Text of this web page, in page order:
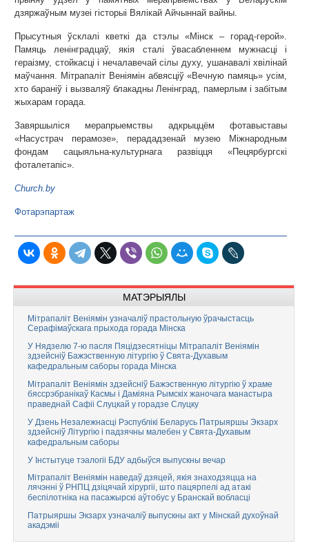
дзяржаўным музеі гісторыі Вялікай Айчыннай вайны.
Прысутныя ўсклалі кветкі да стэлы «Мінск – горад-герой».
Памяць ленінградцаў, якія сталі ўвасабленнем мужнасці і
гераізму, стойкасці і нечалавечай сілы духу, ушанавалі хвілінай
маўчання. Мітрапаліт Веніямін абвясціў «Вечную памяць» усім,
хто бараніў і вызваляў блакадны Ленінград, памерлым і забітым
жыхарам горада.
Завяршыліся мерапрыемствы адкрыццём фотавыставы
«Насустрач перамозе», перададзенай музею Міжнародным
фондам сацыяльна-культурнага развіцця «Пецярбургскі
фоталетапіс».
Church.by
Фотарэпартаж
МАТЭРЫЯЛЫ
Мітрапаліт Веніямін узначаліў прастольную ўрачыстасць
Серафімаўскага прыхода горада Мінска
У Нядзелю 7-ю пасля Пяцідзесятніцы Мітрапаліт Веніямін
здзейсніў Бажэственную літургію ў Свята-Духавым
кафедральным саборы горада Мінска
Мітрапаліт Веніямін здзейсніў Бажэственную літургію ў храме
бяссрэбранікаў Касмы і Даміяна Рымскіх жаночага манастыра
праведнай Сафіі Слуцкай у горадзе Слуцку
У Дзень Незалежнасці Рэспублікі Беларусь Патрыяршы Экзарх
здзейсніў Літургію і падзячны малебен у Свята-Духавым
кафедральным саборы
У Інстытуце тэалогіі БДУ адбыўся выпускны вечар
Мітрапаліт Веніямін наведаў дзяцей, якія знаходзяцца на
лячэнні ў РНПЦ дзіцячай хірургіі, што пацярпелі ад атакі
беспілотніка на пасажырскі аўтобус у Бранскай вобласці
Патрыяршы Экзарх узначаліў выпускны акт у Мінскай духоўнай
акадэміі